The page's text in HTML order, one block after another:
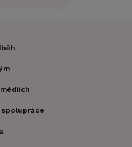
spolupráce